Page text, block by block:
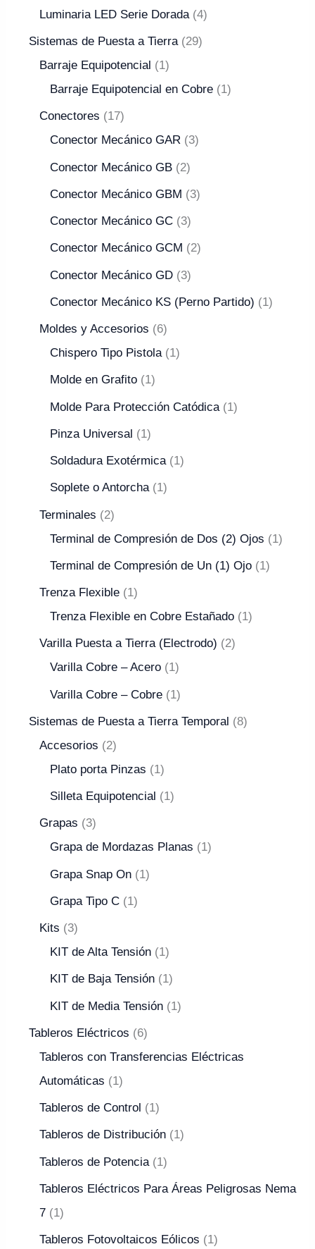
Luminaria LED Serie Dorada 4
Sistemas de Puesta a Tierra
29
Barraje Equipotencial
1
Barraje Equipotencial en Cobre
1
Conectores
17
Conector Mecánico GAR
3
Conector Mecánico GB 2
Conector Mecánico GBM 3
Conector Mecánico GC 3
Conector Mecánico GCM 2
Conector Mecánico GD 3
Conector Mecánico KS (Perno Partido) 1
Moldes y Accesorios
6
Chispero Tipo Pistola
1
Molde en Grafito 1
Molde Para Protección Catódica 1
Pinza Universal 1
Soldadura Exotérmica 1
Soplete o Antorcha 1
Terminales
2
Terminal de Compresión de Dos (2) Ojos
1
Terminal de Compresión de Un (1) Ojo 1
Trenza Flexible
1
Trenza Flexible en Cobre Estañado
1
Varilla Puesta a Tierra (Electrodo)
2
Varilla Cobre – Acero
1
Varilla Cobre – Cobre 1
Sistemas de Puesta a Tierra Temporal
8
Accesorios
2
Plato porta Pinzas
1
Silleta Equipotencial 1
Grapas
3
Grapa de Mordazas Planas
1
Grapa Snap On 1
Grapa Tipo C 1
Kits
3
KIT de Alta Tensión
1
KIT de Baja Tensión 1
KIT de Media Tensión 1
Tableros Eléctricos
6
Tableros con Transferencias Eléctricas
Automáticas
1
Tableros de Control 1
Tableros de Distribución 1
Tableros de Potencia 1
Tableros Eléctricos Para Áreas Peligrosas Nema
7
1
Tableros Fotovoltaicos Eólicos 1